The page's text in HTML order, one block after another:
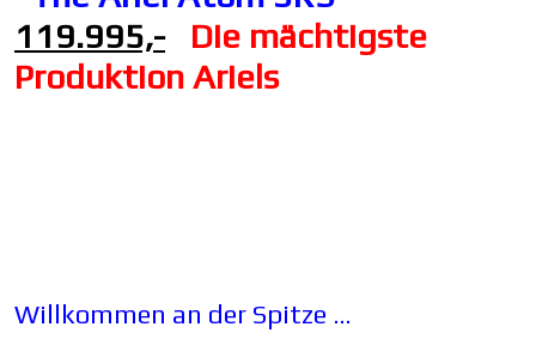
119.995,-Die mächtigste
Produktion Ariels
Willkommen an der Spitze …